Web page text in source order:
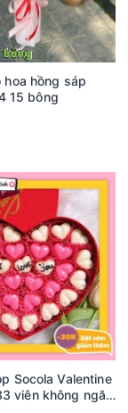
15 bông
viên không ngăn